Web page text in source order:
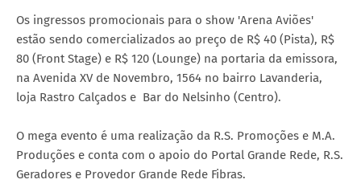
Os ingressos promocionais para o show 'Arena Aviões'
estão sendo comercializados ao preço de R$ 40 (Pista), R$
80 (Front Stage) e R$ 120 (Lounge) na portaria da emissora,
na Avenida XV de Novembro, 1564 no bairro Lavanderia,
loja Rastro Calçados e Bar do Nelsinho (Centro).
O mega evento é uma realização da R.S. Promoções e M.A.
Produções e conta com o apoio do Portal Grande Rede, R.S.
Geradores e Provedor Grande Rede Fibras.